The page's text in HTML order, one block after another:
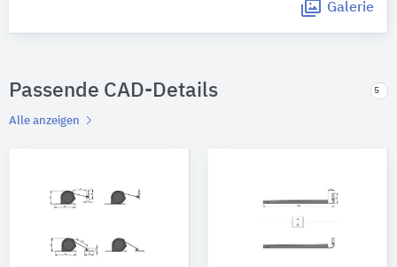
Galerie
Passende CAD-Details 5
Alle anzeigen